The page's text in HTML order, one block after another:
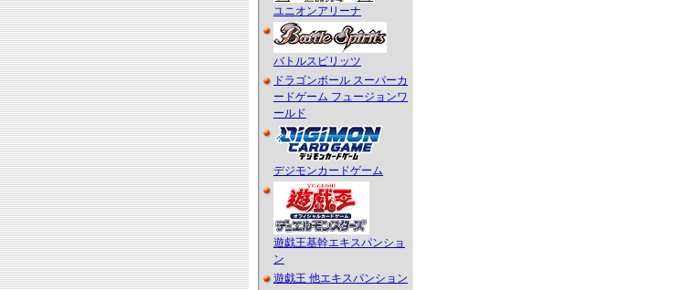
ユニオンアリーナ
バトルスピリッツ
ドラゴンボール スーパーカ
ードゲーム フュージョンワ
ールド
デジモンカードゲーム
遊戯王基幹エキスパンショ
ン
遊戯王 他エキスパンション